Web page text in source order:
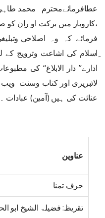
عطافرمائےمحترم محمد
،کاروبار میں برکت او ران
فرمائے کہ وہ اصلاحی
ِاسلام کی اشاعت وترویج
ادارے’’ دار الابلاغ‘‘ کی
لائبریری اور کتاب وسنت
عنائت کی ہیں (آمین) عبادات
عناوین
حرف تمنا
تقریظ: فضیلۃ الشیخ ابو